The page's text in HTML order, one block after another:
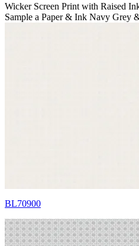
Wicker Screen Print with Raised
Sample a Paper & Ink Navy Grey
BL70900